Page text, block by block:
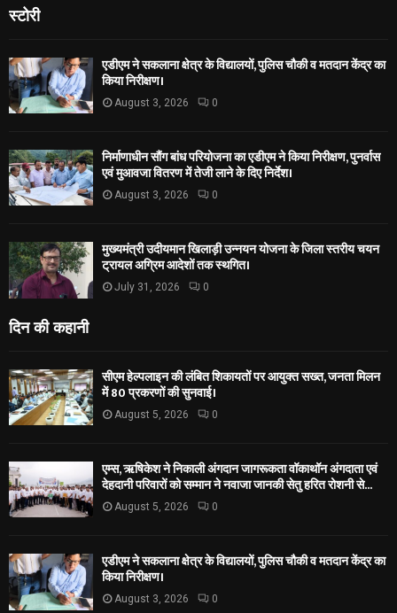
स्टोरी
एडीएम ने सकलाना क्षेत्र के विद्यालयों, पुलिस चौकी व मतदान केंद्र का
किया निरीक्षण।
August 3, 2026 0
निर्माणाधीन सौंग बांध परियोजना का एडीएम ने किया निरीक्षण, पुनर्वास
एवं मुआवजा वितरण में तेजी लाने के दिए निर्देश।
August 3, 2026 0
मुख्यमंत्री उदीयमान खिलाड़ी उन्नयन योजना के जिला स्तरीय चयन
ट्रायल अग्रिम आदेशों तक स्थगित।
July 31, 2026 0
दिन की कहानी
सीएम हेल्पलाइन की लंबित शिकायतों पर आयुक्त सख्त, जनता मिलन
में 80 प्रकरणों की सुनवाई।
August 5, 2026 0
एम्स, ऋषिकेश ने निकाली अंगदान जागरूकता वॉकाथॉन अंगदाता एवं
देहदानी परिवारों को सम्मान ने नवाजा जानकी सेतु हरित रोशनी से...
August 5, 2026 0
एडीएम ने सकलाना क्षेत्र के विद्यालयों, पुलिस चौकी व मतदान केंद्र का
किया निरीक्षण।
August 3, 2026 0